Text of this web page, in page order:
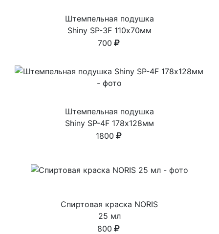
Штемпельная подушка
Shiny SP-3F 110х70мм
700
Штемпельная подушка
Shiny SP-4F 178х128мм
1800
Спиртовая краска NORIS
25 мл
800